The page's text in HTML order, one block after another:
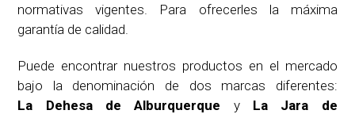
normativas vigentes. Para ofrecerles la máxima
garantía de calidad.
Puede encontrar nuestros productos en el mercado
bajo la denominación de dos marcas diferentes:
La Dehesa de Alburquerque y La Jara de